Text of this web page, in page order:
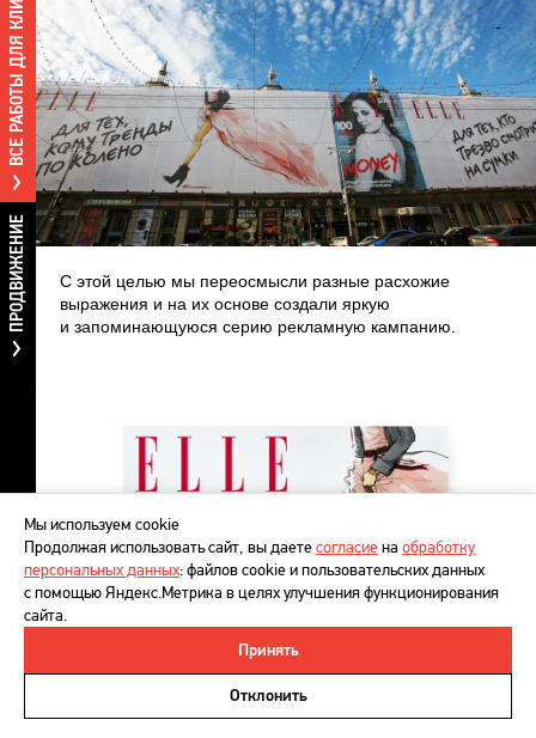
ВСЕ РАБОТЫ ДЛЯ КЛИЕНТА
ПРОДВИЖЕНИЕ
С этой целью мы переосмысли разные расхожие
выражения и на их основе создали яркую
и запоминающуюся серию рекламную кампанию.
Политика в отношении обработки персональных данных
Напишите нам
Мы используем cookie
Продолжая использовать сайт, вы даетесогласиена обработку
персональных данных: файлов cookie и пользовательских данных
с помощью Яндекс.Метрика в целях улучшения функционирования
сайта.
Принять
Отклонить